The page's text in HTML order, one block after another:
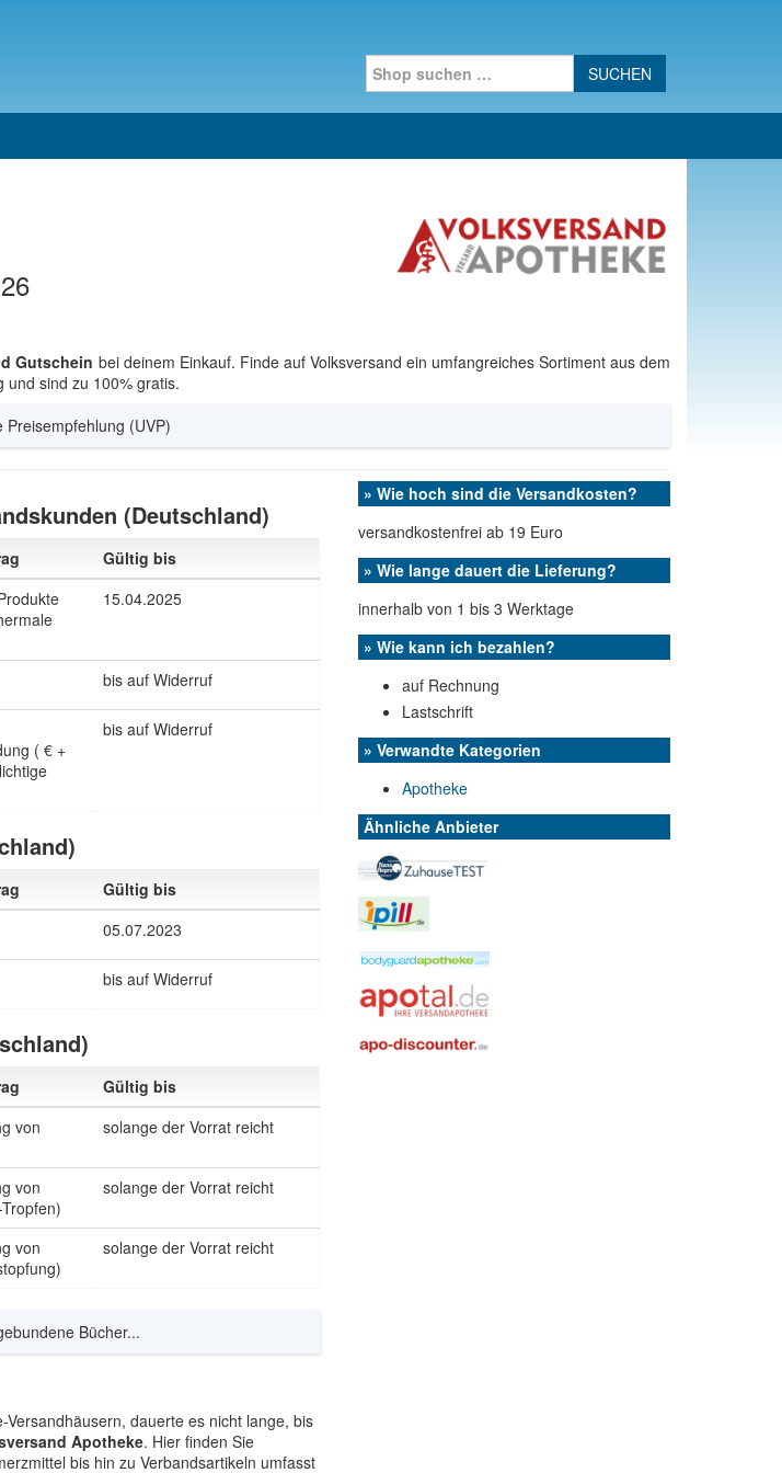
Search for:
Gutschein bei deinem Einkauf. Finde auf Volksversand ein umfangreiches Sortiment aus dem
und sind zu 100% gratis.
(UVP)
(Deutschland)
Gültig bis
15.04.2025
bis auf Widerruf
( € +
bis auf Widerruf
Gültig bis
05.07.2023
bis auf Widerruf
Gültig bis
von
solange der Vorrat reicht
von
solange der Vorrat reicht
von
solange der Vorrat reicht
Bücher...
dauerte es nicht lange, bis
Apotheke. Hier finden Sie
bis hin zu Verbandsartikeln umfasst
» Wie hoch sind die Versandkosten?
versandkostenfrei ab 19 Euro
» Wie lange dauert die Lieferung?
innerhalb von 1 bis 3 Werktage
» Wie kann ich bezahlen?
auf Rechnung
Lastschrift
» Verwandte Kategorien
Apotheke
Ähnliche Anbieter